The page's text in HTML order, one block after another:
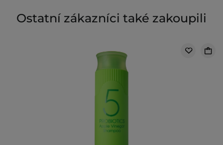
Ostatní zákazníci také zakoupili